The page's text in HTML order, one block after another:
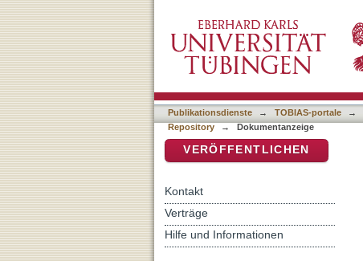
Publikationsdienste → TOBIAS-portale →
Repository
→ Dokumentanzeige
VERÖFFENTLICHEN
Kontakt
Verträge
Hilfe und Informationen